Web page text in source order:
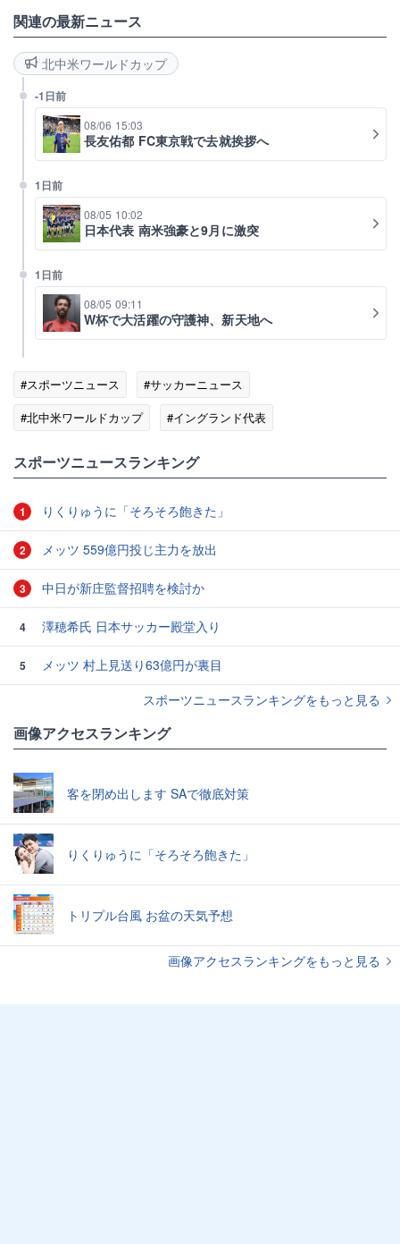
関連の最新ニュース
北中米ワールドカップ
-1日前
08/06 15:03
長友佑都 FC東京戦で去就挨拶へ
1日前
08/05 10:02
日本代表 南米強豪と9月に激突
1日前
08/05 09:11
W杯で大活躍の守護神、新天地へ
#スポーツニュース
#サッカーニュース
#北中米ワールドカップ
#イングランド代表
スポーツニュースランキング
1 りくりゅうに「そろそろ飽きた」
2 メッツ 559億円投じ主力を放出
3 中日が新庄監督招聘を検討か
4 澤穂希氏 日本サッカー殿堂入り
5
メッツ 村上見送り63億円が裏目
スポーツニュースランキングをもっと見る
画像アクセスランキング
客を閉め出します SAで徹底対策
りくりゅうに「そろそろ飽きた」
トリプル台風 お盆の天気予想
画像アクセスランキングをもっと見る